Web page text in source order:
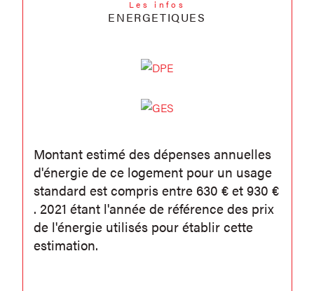
Les infos
ENERGETIQUES
Montant estimé des dépenses annuelles
d'énergie de ce logement pour un usage
standard est compris entre 630 € et 930 €
. 2021 étant l'année de référence des prix
de l'énergie utilisés pour établir cette
estimation.